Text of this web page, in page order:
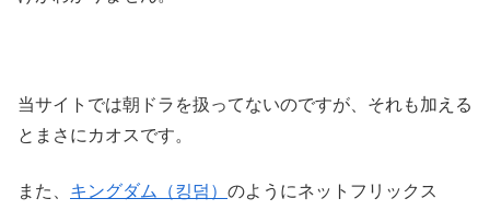
当サイトでは朝ドラを扱ってないのですが、それも加える
とまさにカオスです。
また、 キングダム（킹덤） のようにネットフリックス